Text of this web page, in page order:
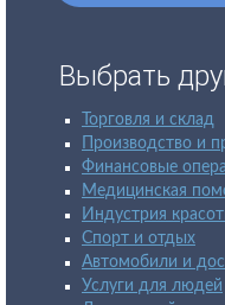
Выбрать
Торговля и склад
Производство и
Финансовые
Медицинская
Индустрия
Спорт и отдых
Автомобили и
Услуги для людей